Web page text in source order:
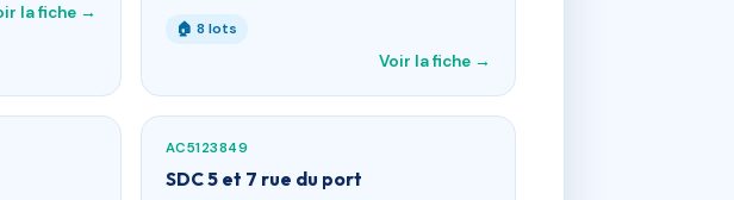
la fiche →
🏠 8 lots
Voir la fiche →
AC5123849
SDC 5 et 7 rue du port